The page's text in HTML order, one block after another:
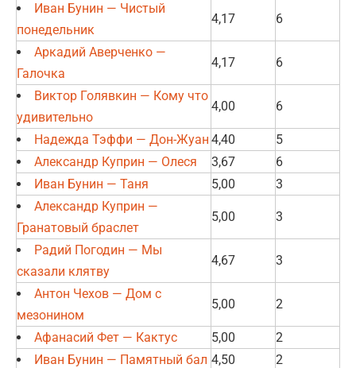
Иван Бунин — Чистый
понедельник
4,17 6
Аркадий Аверченко —
Галочка
4,17 6
Виктор Голявкин — Кому что
удивительно
4,00 6
Надежда Тэффи — Дон-Жуан 4,40
5
Александр Куприн — Олеся
3,67
6
Иван Бунин — Таня
5,00
3
Александр Куприн —
Гранатовый браслет
5,00 3
Радий Погодин — Мы
сказали клятву
4,67 3
Антон Чехов — Дом с
мезонином
5,00 2
Афанасий Фет — Кактус 5,00
2
Иван Бунин — Памятный бал 4,50
2